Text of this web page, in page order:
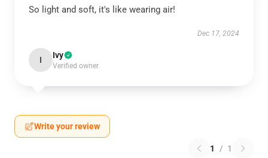
So light and soft, it's like wearing air!
Dec 17, 2024
I Ivy
Verified owner
Write your review
1 / 1